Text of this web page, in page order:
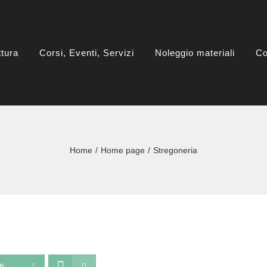
Corsi, Eventi, Servizi Noleggio materiali
Home Home page Stregoneria